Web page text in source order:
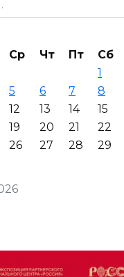
Ср Чт Пт Сб
1
5 6 7 8
12 13 14 15
19 20 21 22
26 27 28 29